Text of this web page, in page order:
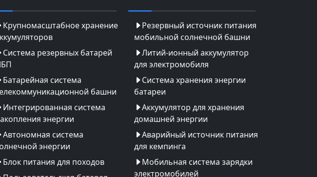
Крупномасштабное хранение
Система резервных батарей
Батарейная система
башни
Интегрированная система
энергии
Автономная система
энергии
Блок питания для походов
Резервный источник питания
мобильной солнечной башни
Литий-ионный аккумулятор
для электромобиля
Система хранения энергии
батареи
Аккумулятор для хранения
домашней энергии
Аварийный источник питания
для кемпинга
Мобильная система зарядки
электромобилей